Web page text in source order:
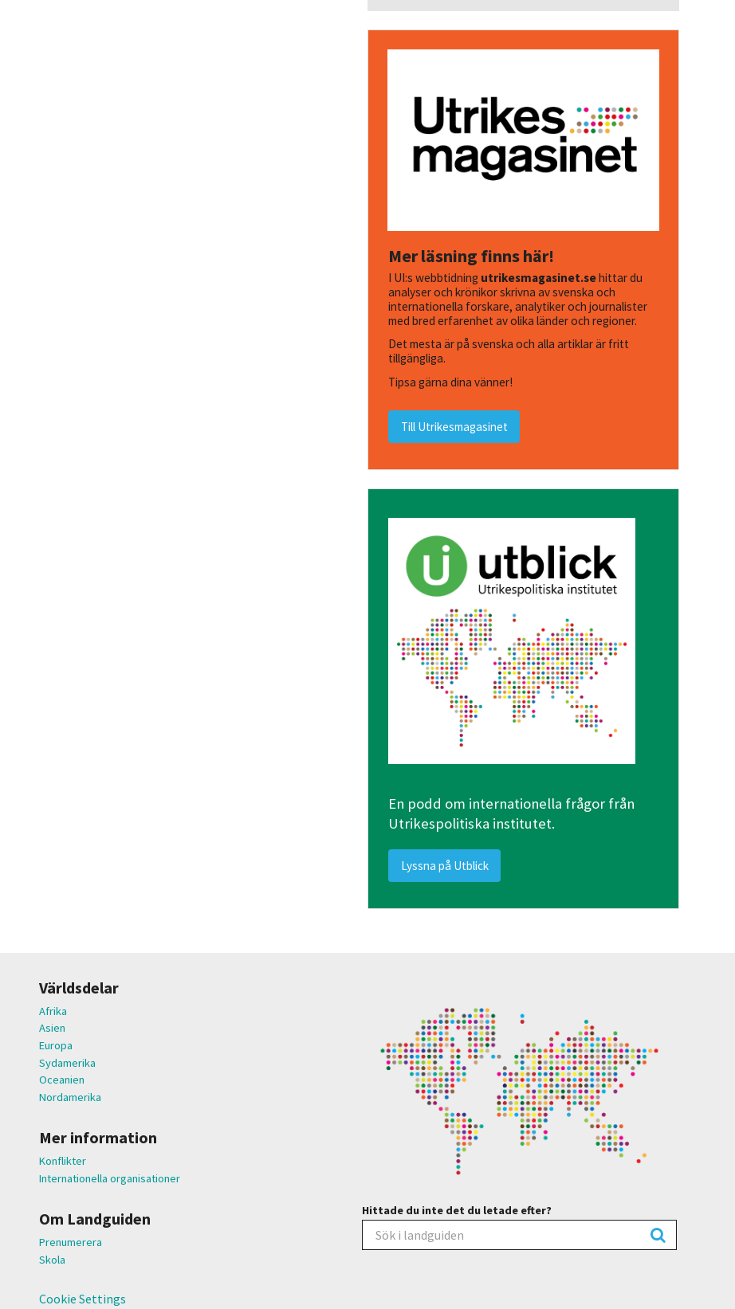
Mer läsning finns här!
I UI:s webbtidning utrikesmagasinet.sehittar du
analyser och krönikor skrivna av svenska och
internationella forskare, analytiker och journalister
med bred erfarenhet av olika länder och regioner.
Det mesta är på svenska och alla artiklar är fritt
tillgängliga.
Tipsa gärna dina vänner!
Till Utrikesmagasinet
En podd om internationella frågor från
Utrikespolitiska institutet.
Lyssna på Utblick
Världsdelar
Afrika
Asien
Europa
Sydamerika
Oceanien
Nordamerika
Mer information
Konflikter
Internationella organisationer
Om Landguiden
Prenumerera
Skola
Cookie Settings
Hittade du inte det du letade efter?